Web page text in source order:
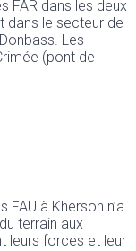
FAR dans les deux
dans le secteur de
Les
(pont de
à Kherson n’a
terrain aux
leurs forces et leur